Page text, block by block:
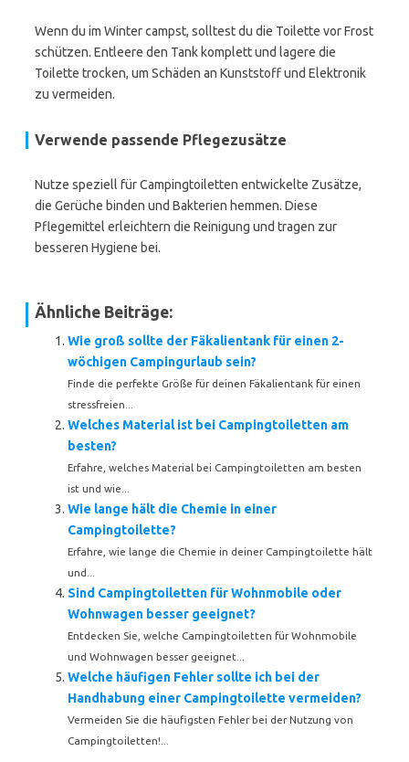
Wenn du im Winter campst, solltest du die Toilette vor Frost
schützen. Entleere den Tank komplett und lagere die
Toilette trocken, um Schäden an Kunststoff und Elektronik
zu vermeiden.
Verwende passende Pflegezusätze
Nutze speziell für Campingtoiletten entwickelte Zusätze,
die Gerüche binden und Bakterien hemmen. Diese
Pflegemittel erleichtern die Reinigung und tragen zur
besseren Hygiene bei.
Ähnliche Beiträge:
Wie groß sollte der Fäkalientank für einen 2-
wöchigen Campingurlaub sein?
Finde die perfekte Größe für deinen Fäkalientank für einen
stressfreien...
Welches Material ist bei Campingtoiletten am
besten?
Erfahre, welches Material bei Campingtoiletten am besten
ist und wie...
Wie lange hält die Chemie in einer
Campingtoilette?
Erfahre, wie lange die Chemie in deiner Campingtoilette hält
und...
Sind Campingtoiletten für Wohnmobile oder
Wohnwagen besser geeignet?
Entdecken Sie, welche Campingtoiletten für Wohnmobile
und Wohnwagen besser geeignet...
Welche häufigen Fehler sollte ich bei der
Handhabung einer Campingtoilette vermeiden?
Vermeiden Sie die häufigsten Fehler bei der Nutzung von
Campingtoiletten!...